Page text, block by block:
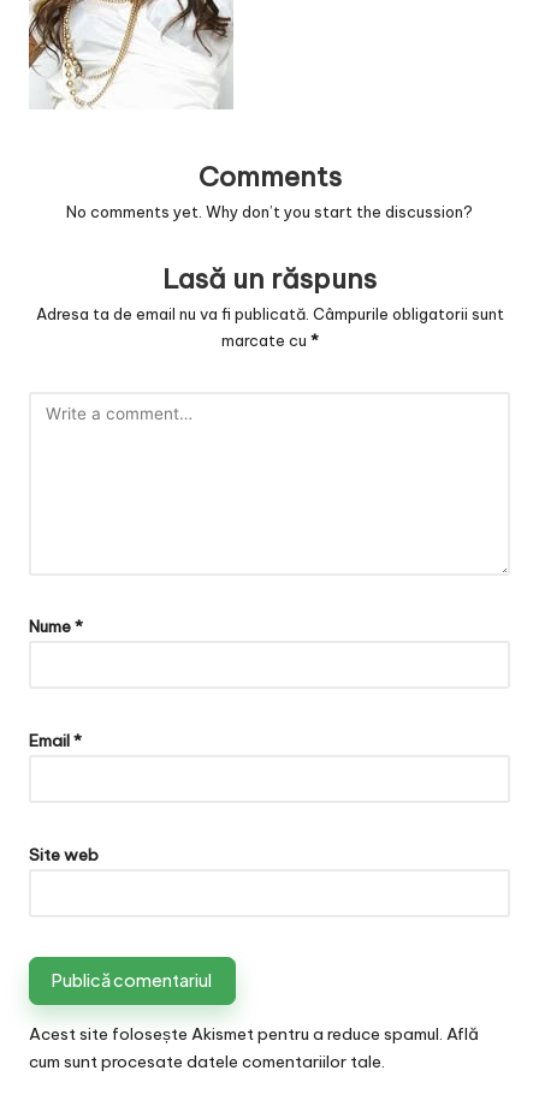
v
a
c
Comments
No comments yet. Why don’t you start the discussion?
Lasă un răspuns
Adresa ta de email nu va fi publicată. Câmpurile obligatorii sunt
marcate cu *
Nume*
Email*
Site web
Acest site folosește Akismet pentru a reduce spamul. Află
cum sunt procesate datele comentariilor tale.